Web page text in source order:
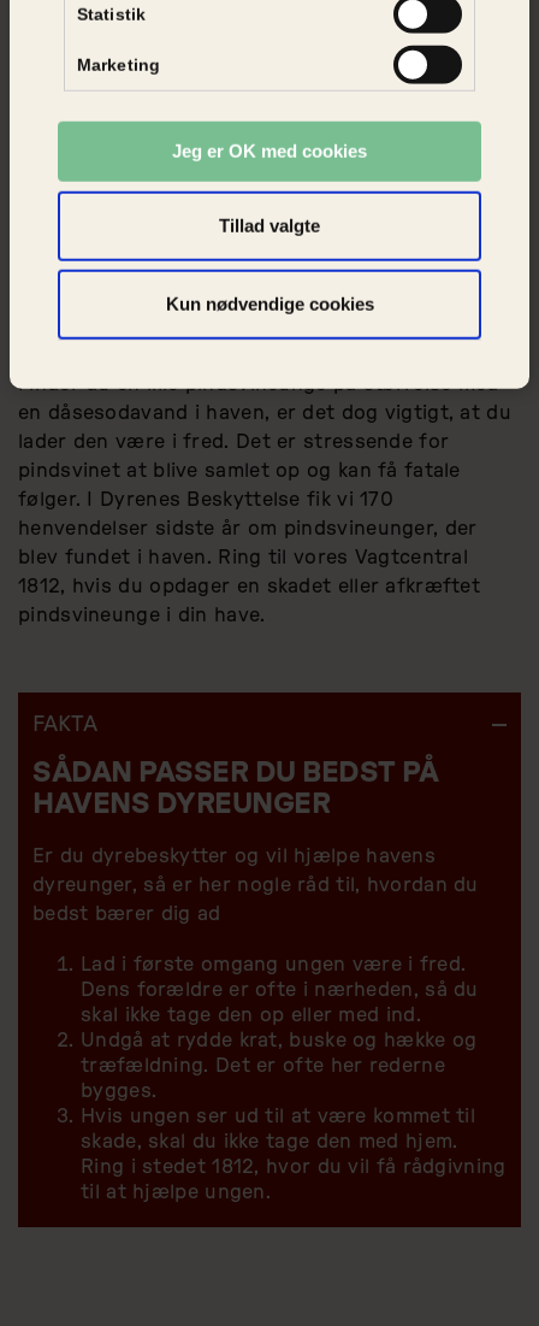
Statistik
Marketing
Jeg er OK med cookies
Tillad valgte
Kun nødvendige cookies
kommer til midten af april, vågner pindsvinene fra
deres vinterhi, og i starten af sommeren går
parringssæsonen i gang. Pindsvineunger fødes
verden på egen hånd.
Lader du haven gro vildt, får pindsvinene gode
krogede grene fra træerne, kan du med fordel lade
dem ligge. En vild have med mange grene er gode
insekthoteller, der sørger for mad til pindsvinene.
Finder du en lille pindsvineunge på størrelse med
en dåsesodavand i haven, er det dog vigtigt, at du
lader den være i fred. Det er stressende for
pindsvinet at blive samlet op og kan få fatale
følger. I Dyrenes Beskyttelse fik vi 170
henvendelser sidste år om pindsvineunger, der
blev fundet i haven. Ring til vores Vagtcentral
1812, hvis du opdager en skadet eller afkræftet
pindsvineunge i din have.
FAKTA
SÅDAN PASSER DU BEDST PÅ
HAVENS DYREUNGER
Er du dyrebeskytter og vil hjælpe havens
dyreunger, så er her nogle råd til, hvordan du
bedst bærer dig ad
Lad i første omgang ungen være i fred.
Dens forældre er ofte i nærheden, så du
skal ikke tage den op eller med ind.
Undgå at rydde krat, buske og hække og
træfældning. Det er ofte her rederne
bygges.
Hvis ungen ser ud til at være kommet til
skade, skal du ikke tage den med hjem.
Ring i stedet 1812, hvor du vil få rådgivning
til at hjælpe ungen.